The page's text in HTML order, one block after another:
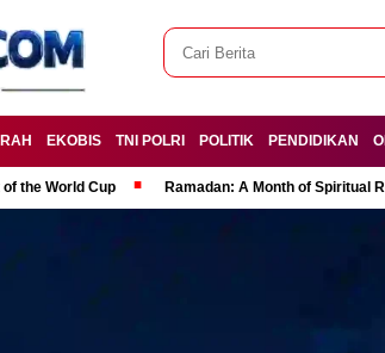
EKOBIS TNI POLRI POLITIK PENDIDIKAN
the World Cup Ramadan: A Month of Spiritual